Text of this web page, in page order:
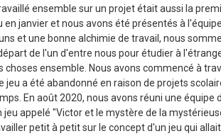
ensemble sur un projet était aussi la
en janvier et nous avons été présentés à
et une bonne alchimie de travail, nous
de l'un d'entre nous pour étudier à
ensemble. Nous avons commencé à
jeu a été abandonné en raison de projets
En août 2020, nous avons réuni une équipe
appelé "Victor et le mystère de la
petit à petit sur le concept d'un jeu qui